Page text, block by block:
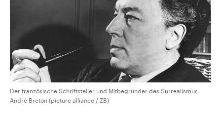
Der französische Schriftsteller und Mitbegründer des Surrealismus
André Breton (picture alliance / ZB)